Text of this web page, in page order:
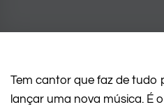
Tem cantor que faz de tudo
lançar uma nova música. É